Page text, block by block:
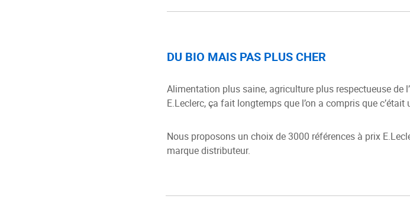
DU BIO MAIS PAS PLUS CHER
Alimentation plus saine, agriculture plus respectueuse de
E.Leclerc, ça fait longtemps que l’on a compris que c’était
Nous proposons un choix de 3000 références à prix
marque distributeur.